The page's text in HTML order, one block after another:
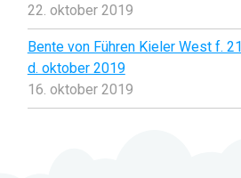
22. oktober 2019
Bente von Führen Kieler West f.
d. oktober 2019
16. oktober 2019